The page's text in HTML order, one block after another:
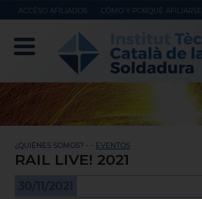
ACCÉSO AFILIADOS CÓMO Y PORQUÉ AFILIARSE
¿QUIÉNES SOMOS? - - EVENTOS
RAIL LIVE! 2021
30/11/2021